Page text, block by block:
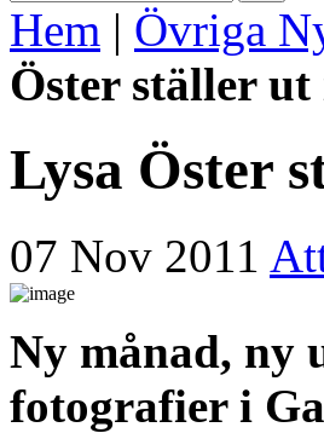
Hem | Övriga
Öster ställer
Lysa Öster
07 Nov 2011
Ny månad, ny
fotografier i